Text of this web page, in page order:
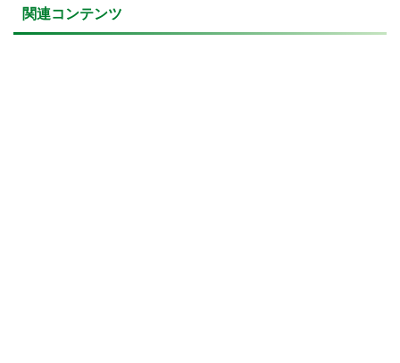
関連コンテンツ